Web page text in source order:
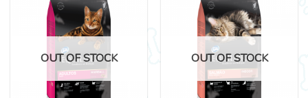
OUT OF STOCK OUT OF STOCK